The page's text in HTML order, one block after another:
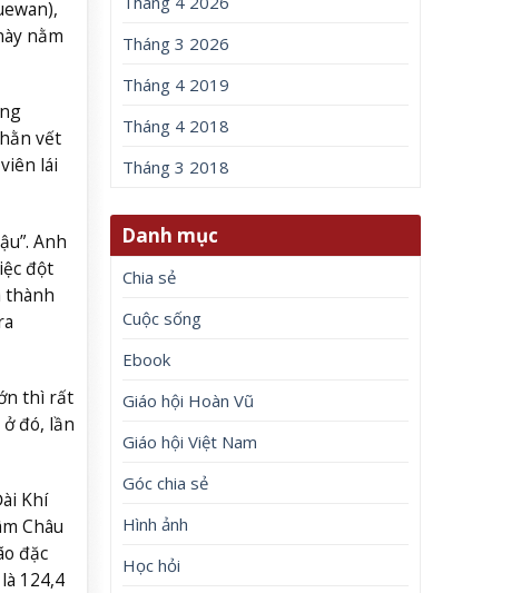
nằm
vết
lái
Anh
đột
thành
thì rất
đó, lần
Khí
Châu
đặc
124,4
Tháng 3 2026
Tháng 4 2019
Tháng 4 2018
Tháng 3 2018
Danh mục
Chia sẻ
Cuộc sống
Ebook
Giáo hội Hoàn Vũ
Giáo hội Việt Nam
Góc chia sẻ
Hình ảnh
Học hỏi